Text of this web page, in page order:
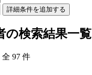
詳細条件を追加する
の検索結果一覧
全 97 件